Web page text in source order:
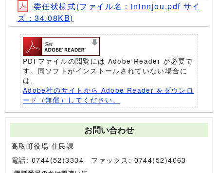
委任状様式(ファイル名：ininnjou.pdf サイ
ズ：34.08KB)
PDFファイルの閲覧には Adobe Reader が必要で
す。同ソフトがインストールされていない場合に
は、
Adobe社のサイトから Adobe Reader をダウンロ
ード（無償）してください。
お問い合わせ
高取町役場 住民課
電話: 0744(52)3334 ファックス: 0744(52)4063